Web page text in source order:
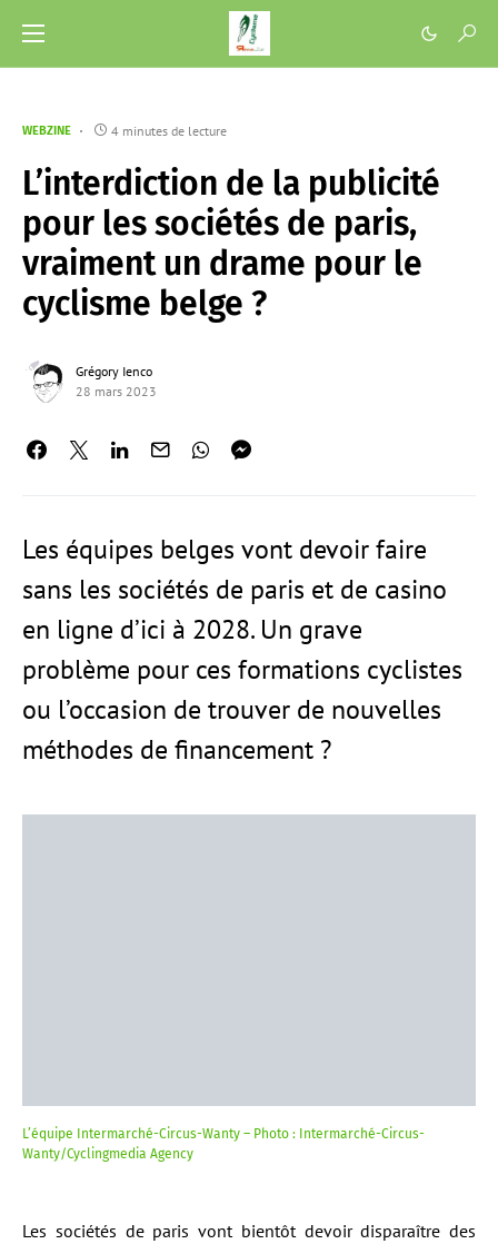
WEBZINE 4 minutes de lecture
L’interdiction de la publicité
pour les sociétés de paris,
vraiment un drame pour le
cyclisme belge ?
Grégory Ienco
28 mars 2023
Les équipes belges vont devoir faire
sans les sociétés de paris et de casino
en ligne d’ici à 2028. Un grave
problème pour ces formations cyclistes
ou l’occasion de trouver de nouvelles
méthodes de financement ?
L’équipe Intermarché-Circus-Wanty – Photo : Intermarché-Circus-
Wanty/Cyclingmedia Agency
Les sociétés de paris vont bientôt devoir disparaître des